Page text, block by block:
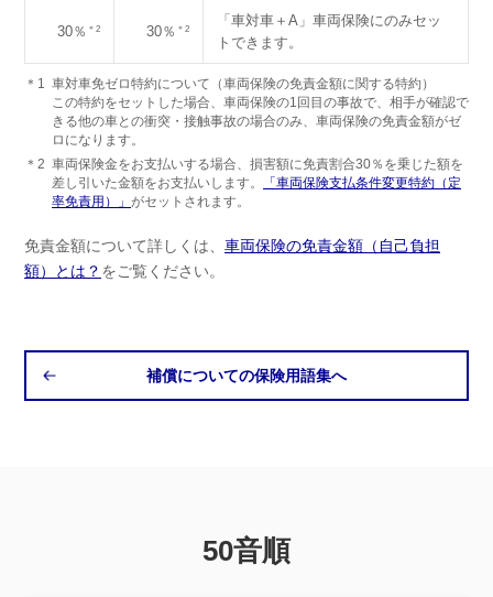
30％ ＊2 30％ ＊2
「車対車＋A」車両保険にのみセッ
トできます。
＊1 車対車免ゼロ特約について（車両保険の免責金額に関する特約）
この特約をセットした場合、車両保険の1回目の事故で、相手が確認で
きる他の車との衝突・接触事故の場合のみ、車両保険の免責金額がゼ
ロになります。
＊2 車両保険金をお支払いする場合、損害額に免責割合30％を乗じた額を
差し引いた金額をお支払いします。
「車両保険支払条件変更特約（定
率免責用）」 がセットされます。
免責金額について詳しくは、 車両保険の免責金額（自己負担
額）とは？ をご覧ください。
補償についての保険用語集へ
50音順